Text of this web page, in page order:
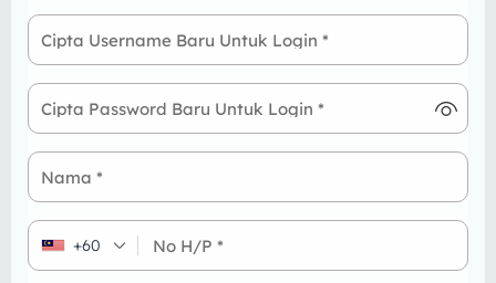
Cipta Username Baru Untuk Login *
Cipta Password Baru Untuk Login *
Nama *
No H/P *
+60